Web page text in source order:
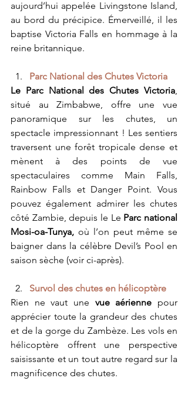
aujourd’hui appelée Livingstone Island,
au bord du précipice. Émerveillé, il les
baptise Victoria Falls en hommage à la
reine britannique.
Parc National des Chutes Victoria
Le Parc National des Chutes Victoria,
situé au Zimbabwe, offre une vue
panoramique sur les chutes, un
spectacle impressionnant ! Les sentiers
traversent une forêt tropicale dense et
mènent à des points de vue
spectaculaires comme Main Falls,
Rainbow Falls et Danger Point. Vous
pouvez également admirer les chutes
côté Zambie, depuis le Le Parc national
Mosi-oa-Tunya, où l’on peut même se
baigner dans la célèbre Devil’s Pool en
saison sèche (voir ci-après).
Survol des chutes en hélicoptère
Rien ne vaut une vue aérienne pour
apprécier toute la grandeur des chutes
et de la gorge du Zambèze. Les vols en
hélicoptère offrent une perspective
saisissante et un tout autre regard sur la
magnificence des chutes.